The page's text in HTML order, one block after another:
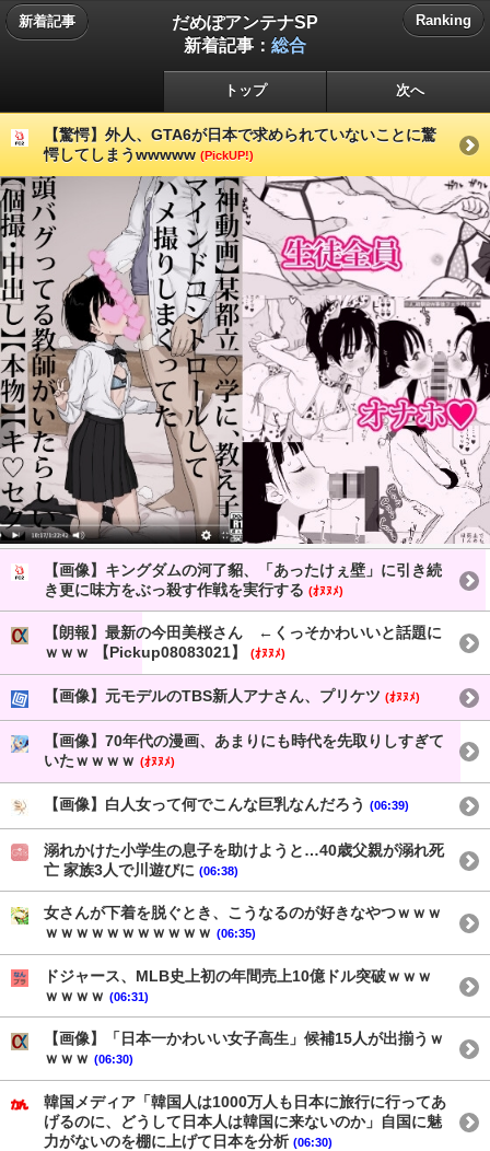
新着記事
だめぽアンテナSP
新着記事： 総合
Ranking
トップ 次へ
【驚愕】外人、GTA6が日本で求められていないことに驚
愕してしまうwwwww (PickUP!)
【画像】キングダムの河了貂、「あったけぇ壁」に引き続
き更に味方をぶっ殺す作戦を実行する (ｵﾇﾇﾒ)
【朗報】最新の今田美桜さん ←くっそかわいいと話題に
ｗｗｗ 【Pickup08083021】
(ｵﾇﾇﾒ)
【画像】元モデルのTBS新人アナさん、プリケツ (ｵﾇﾇﾒ)
【画像】70年代の漫画、あまりにも時代を先取りしすぎて
いたｗｗｗｗ (ｵﾇﾇﾒ)
【画像】白人女って何でこんな巨乳なんだろう (06:39)
溺れかけた小学生の息子を助けようと…40歳父親が溺れ死
亡 家族3人で川遊びに (06:38)
女さんが下着を脱ぐとき、こうなるのが好きなやつｗｗｗ
ｗｗｗｗｗｗｗｗｗｗｗ (06:35)
ドジャース、МLB史上初の年間売上10億ドル突破ｗｗｗ
ｗｗｗｗ (06:31)
【画像】「日本一かわいい女子高生」候補15人が出揃うｗ
ｗｗｗ (06:30)
韓国メディア「韓国人は1000万人も日本に旅行に行ってあ
げるのに、どうして日本人は韓国に来ないのか」自国に魅
力がないのを棚に上げて日本を分析 (06:30)